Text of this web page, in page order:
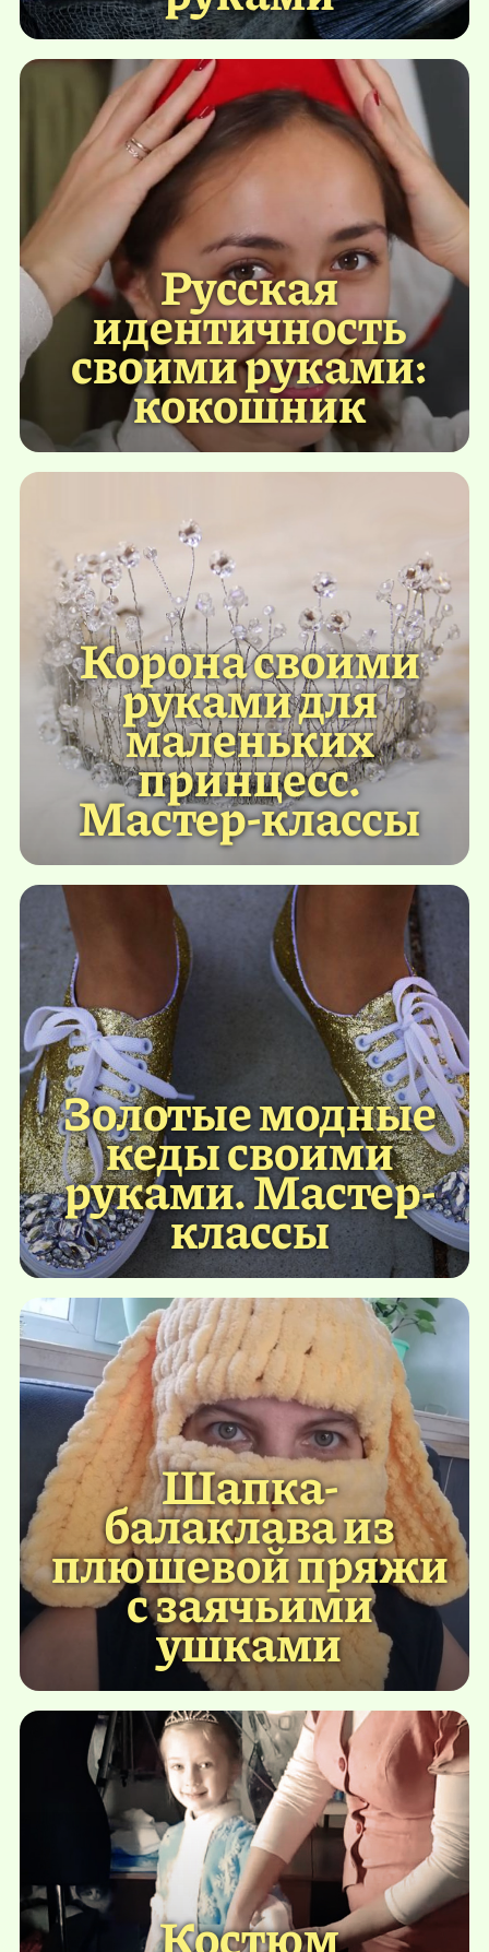
Русская
идентичность
своими руками:
кокошник
Корона своими
руками для
маленьких
принцесс.
Мастер-классы
Золотые модные
кеды своими
руками. Мастер-
классы
Шапка-
балаклава из
плюшевой пряжи
с заячьими
ушками
Костюм